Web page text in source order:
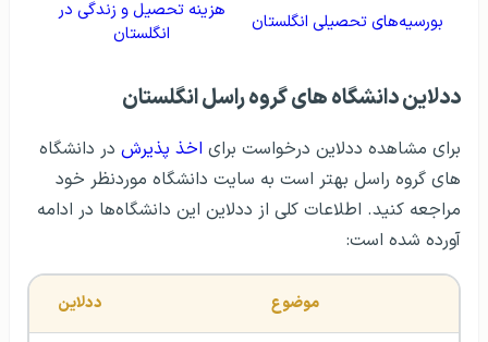
بورسیه‌های تحصیلی انگلستان
هزینه تحصیل و زندگی در
انگلستان
ددلاین دانشگاه های گروه راسل انگلستان
برای مشاهده ددلاین درخواست برای اخذ پذیرش در دانشگاه
های گروه راسل بهتر است به سایت دانشگاه موردنظر خود
مراجعه کنید. اطلاعات کلی از ددلاین این دانشگاه‌ها در ادامه
آورده شده است:
موضوع ددلاین